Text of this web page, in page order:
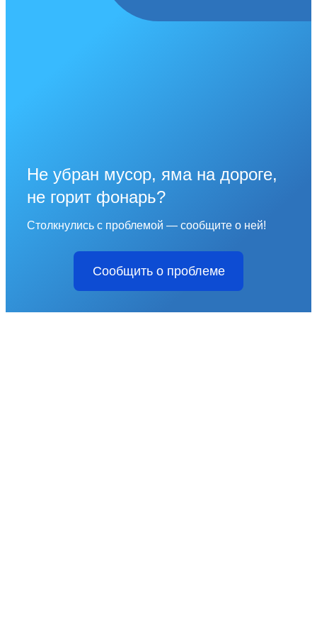
Не убран мусор, яма на дороге,
не горит фонарь?
Столкнулись с проблемой — сообщите о ней!
Сообщить о проблеме